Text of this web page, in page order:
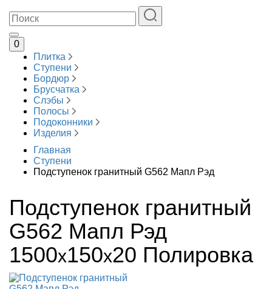
0
Плитка
Ступени
Бордюр
Брусчатка
Слэбы
Полосы
Подоконники
Изделия
Главная
Ступени
Подступенок гранитный G562 Мапл Рэд
Подступенок гранитный
G562 Мапл Рэд
1500x150x20 Полировка